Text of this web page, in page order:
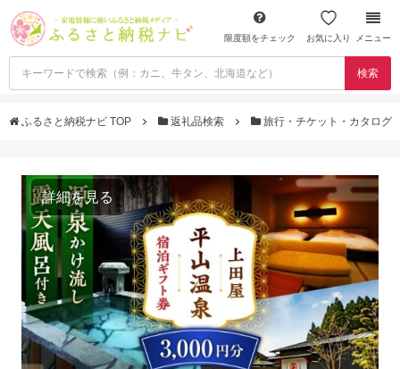
限度額をチェック お気に入り メニュー
検索
ふるさと納税ナビ TOP 返礼品検索 旅行・チケット・カタログ
詳細を見る